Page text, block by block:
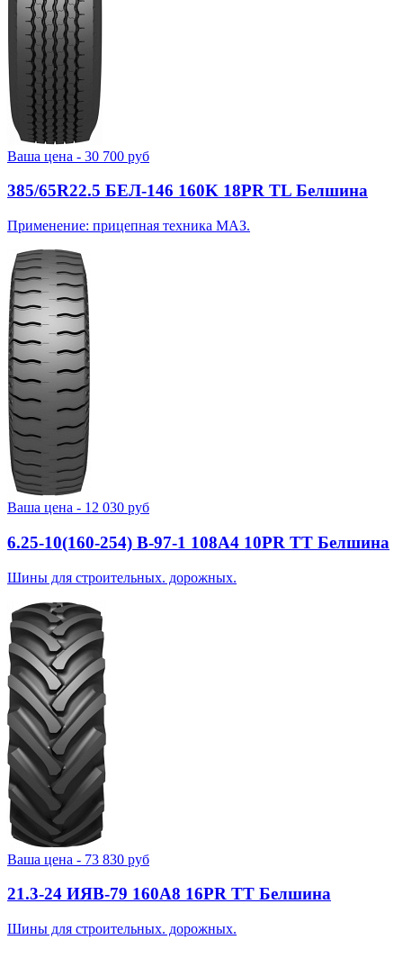
Ваша цена - 30 700 руб
385/65R22.5 БЕЛ-146 160K 18PR TL Белшина
Применение: прицепная техника МАЗ.
Ваша цена - 12 030 руб
6.25-10(160-254) В-97-1 108A4 10PR TT Белшина
Шины для строительных. дорожных.
Ваша цена - 73 830 руб
21.3-24 ИЯВ-79 160A8 16PR TT Белшина
Шины для строительных. дорожных.